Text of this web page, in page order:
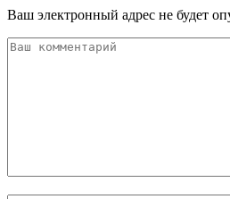
Ваш электронный адрес не будет